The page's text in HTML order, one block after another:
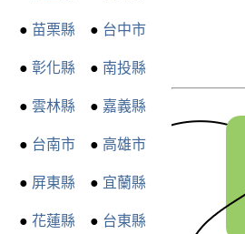
● 苗栗縣 ● 台中市
● 彰化縣 ● 南投縣
● 雲林縣 ● 嘉義縣
● 台南市● 高雄市
● 屏東縣 ● 宜蘭縣
● 花蓮縣 ● 台東縣